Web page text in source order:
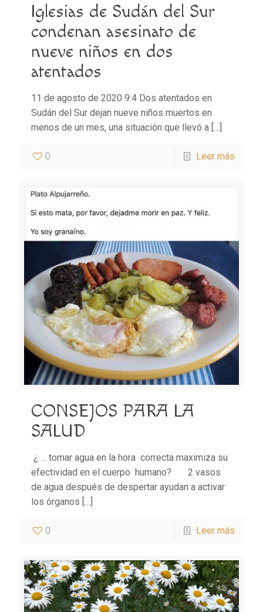
Iglesias de Sudán del Sur
condenan asesinato de
nueve niños en dos
atentados
11 de agosto de 2020 9:4 Dos atentados en
Sudán del Sur dejan nueve niños muertos en
menos de un mes, una situación que llevó a […]
0 Leer más
CONSEJOS PARA LA
SALUD
¿ … tomar agua en la hora correcta maximiza su
efectividad en el cuerpo humano? 2 vasos
de agua después de despertar ayudan a activar
los órganos […]
0 Leer más